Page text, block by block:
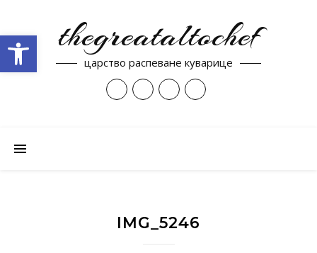
thegreataltochef
царство распеване куварице
IMG_5246
Open toolbar